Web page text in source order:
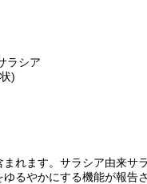
ラシア
)
れます。サラシア由来サ
るやかにする機能が報告